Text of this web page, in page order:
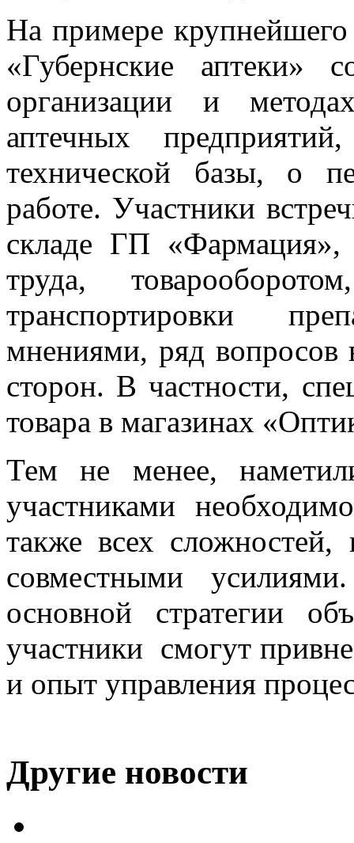
На примере крупнейшего
«Губернские аптеки»
организации и
аптечных
технической базы, о
работе. Участники
складе ГП «Фармация»,
труда,
транспортировки
мнениями, ряд вопросов
сторон. В частности,
товара в магазинах
Тем не менее,
участниками
также всех сложностей,
совместными
основной стратегии
участники смогут
и опыт управления
Другие новости